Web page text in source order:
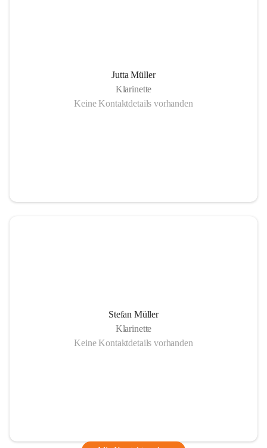
Jutta Müller
Klarinette
Keine Kontaktdetails vorhanden
Stefan Müller
Klarinette
Keine Kontaktdetails vorhanden